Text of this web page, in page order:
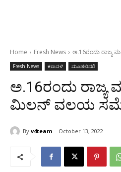
Home Fresh News ಅ.16ರಂದು ರಾಜ್ಯ
Fresh News ಕರಾವಳಿ ಮೂಡಬಿದರೆ
ಅ.16ರಂದು ರಾಜ್ಯ
ಮಿಲನ್ ವಲಯ
By v4team October 13, 2022